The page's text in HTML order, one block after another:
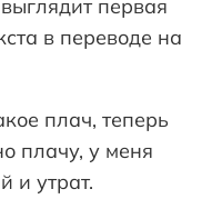
первая
в переводе на
плач, теперь
плачу, у меня
и утрат.